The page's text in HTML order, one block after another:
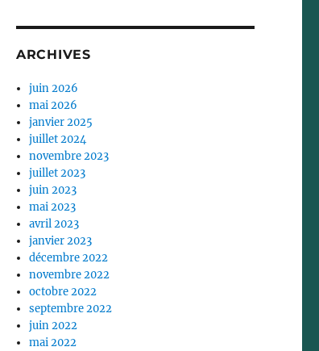
ARCHIVES
juin 2026
mai 2026
janvier 2025
juillet 2024
novembre 2023
juillet 2023
juin 2023
mai 2023
avril 2023
janvier 2023
décembre 2022
novembre 2022
octobre 2022
septembre 2022
juin 2022
mai 2022